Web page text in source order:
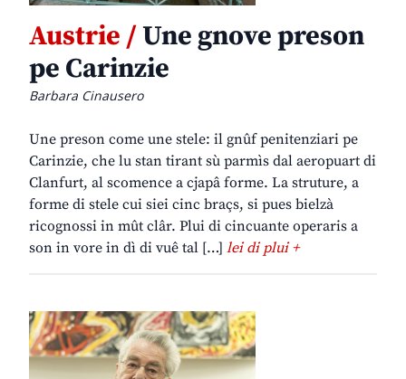
Austrie /Une gnove preson
pe Carinzie
Barbara Cinausero
Une preson come une stele: il gnûf penitenziari pe
Carinzie, che lu stan tirant sù parmìs dal aeropuart di
Clanfurt, al scomence a cjapâ forme. La struture, a
forme di stele cui siei cinc braçs, si pues bielzà
ricognossi in mût clâr. Plui di cincuante operaris a
son in vore in dì di vuê tal […] lei di plui +